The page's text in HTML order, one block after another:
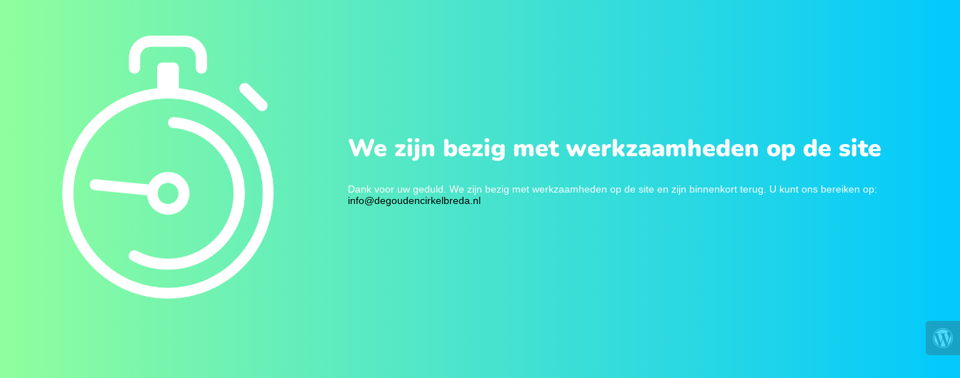
We zijn bezig met werkzaamheden op de site
Dank voor uw geduld. We zijn bezig met werkzaamheden op de site en zijn binnenkort terug. U kunt ons bereiken op:
info@degoudencirkelbreda.nl